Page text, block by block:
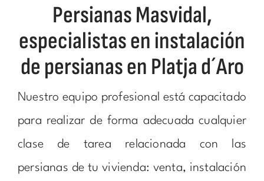
Persianas Masvidal,
especialistas en instalación
de persianas en Platja d´Aro
Nuestro equipo profesional está capacitado
para realizar de forma adecuada cualquier
clase de tarea relacionada con las
persianas de tu vivienda: venta, instalación